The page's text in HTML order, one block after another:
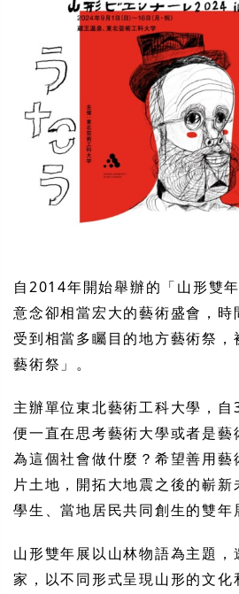
自2014年開始舉辦的「山形雙
意念卻相當宏大的藝術盛會，
受到相當多矚目的地方藝術祭，
藝術祭」。
主辦單位東北藝術工科大學，自
便一直在思考藝術大學或者是藝
為這個社會做什麼？希望善用藝
片土地，開拓大地震之後的嶄新
學生、當地居民共同創生的雙年
山形雙年展以山林物語為主題
家，以不同形式呈現山形的文